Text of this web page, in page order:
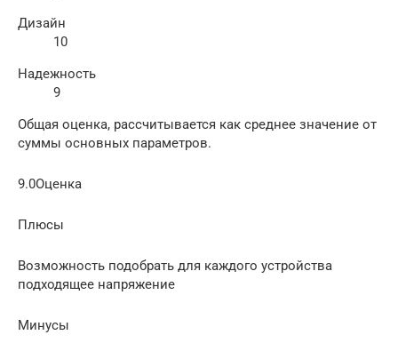
Дизайн
10
Надежность
9
Общая оценка, рассчитывается как среднее значение от
суммы основных параметров.
9.0Оценка
Плюсы
Возможность подобрать для каждого устройства
подходящее напряжение
Минусы